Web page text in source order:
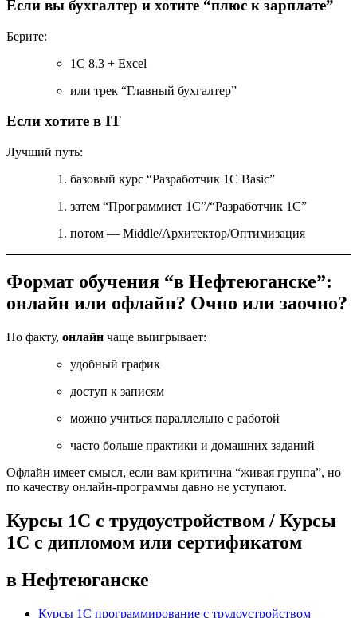
Если вы бухгалтер и хотите “плюс к зарплате”
Берите:
1С 8.3 + Excel
или трек “Главный бухгалтер”
Если хотите в IT
Лучший путь:
базовый курс “Разработчик 1С Basic”
затем “Программист 1С”/“Разработчик 1С”
потом — Middle/Архитектор/Оптимизация
Формат обучения “в Нефтеюганске”:
онлайн или офлайн? Очно или заочно?
По факту, онлайн чаще выигрывает:
удобный график
доступ к записям
можно учиться параллельно с работой
часто больше практики и домашних заданий
Офлайн имеет смысл, если вам критична “живая группа”, но
по качеству онлайн-программы давно не уступают.
Курсы 1С с трудоустройством / Курсы
1С с дипломом или сертификатом
в Нефтеюганске
Курсы 1С программирование с трудоустройством